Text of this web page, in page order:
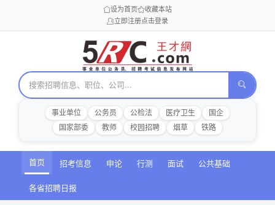
设为首页
收藏本站
立即注册点击登录
事业单位 公务员 公检法 医疗卫生
国企
国家部委
教师 校园招聘 烟草 铁路
首页 招考信息 申论 行测 面试 公共基础
各省招聘日报